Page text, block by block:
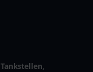
Tankstellen,